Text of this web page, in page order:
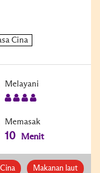
Melayani
Memasak
10 Menit
Makanan laut